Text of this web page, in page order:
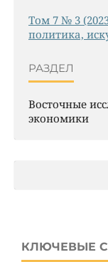
Том 7 № 3
политика,
РАЗДЕЛ
Восточные
экономики
КЛЮЧЕВЫЕ